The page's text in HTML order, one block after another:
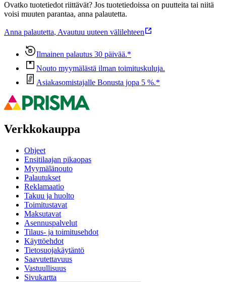
Ovatko tuotetiedot riittävät? Jos tuotetiedoissa on puutteita tai niitä
voisi muuten parantaa, anna palautetta.
Anna palautetta, Avautuu uuteen välilehteen
Ilmainen palautus 30 päivää.*
Nouto myymälästä ilman toimituskuluja.
Asiakasomistajalle Bonusta jopa 5 %.*
Verkkokauppa
Ohjeet
Ensitilaajan pikaopas
Myymälänouto
Palautukset
Reklamaatio
Takuu ja huolto
Toimitustavat
Maksutavat
Asennuspalvelut
Tilaus- ja toimitusehdot
Käyttöehdot
Tietosuojakäytäntö
Saavutettavuus
Vastuullisuus
Sivukartta